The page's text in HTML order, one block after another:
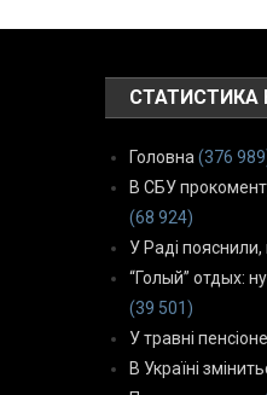
СТАТИСТИКА
Головна (376
В СБУ
(68 924)
У Раді пояснили,
“Голый” отдых:
(39 501)
У травні
В Україні